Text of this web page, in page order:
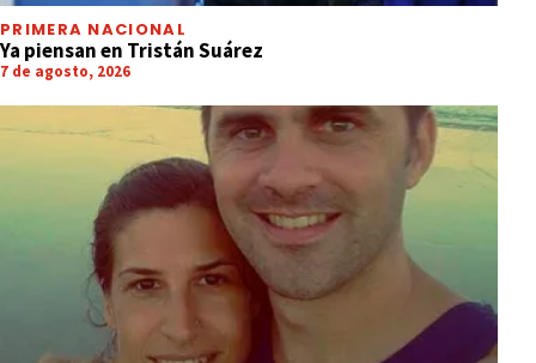
PRIMERA NACIONAL
Ya piensan en Tristán Suárez
7 de agosto, 2026